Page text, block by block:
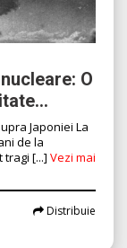
O
Japoniei La
de la
[...] Vezi mai
Distribuie